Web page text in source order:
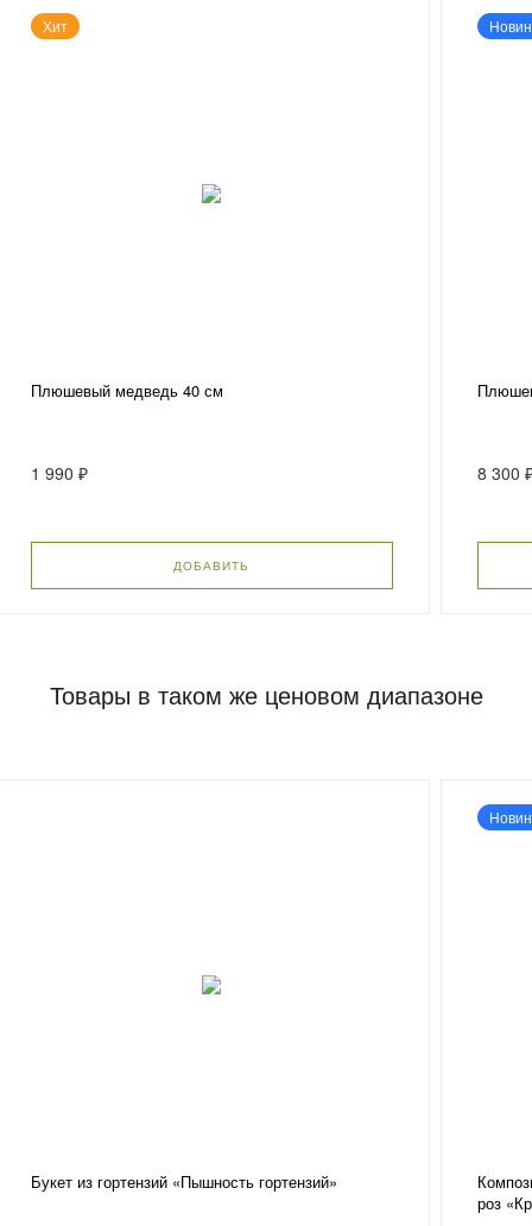
Хит
Плюшевый медведь 40 см
1 990 ₽
ДОБАВИТЬ
8 300
Товары в таком же ценовом диапазоне
Букет из гортензий «Пышность гортензий»
роз